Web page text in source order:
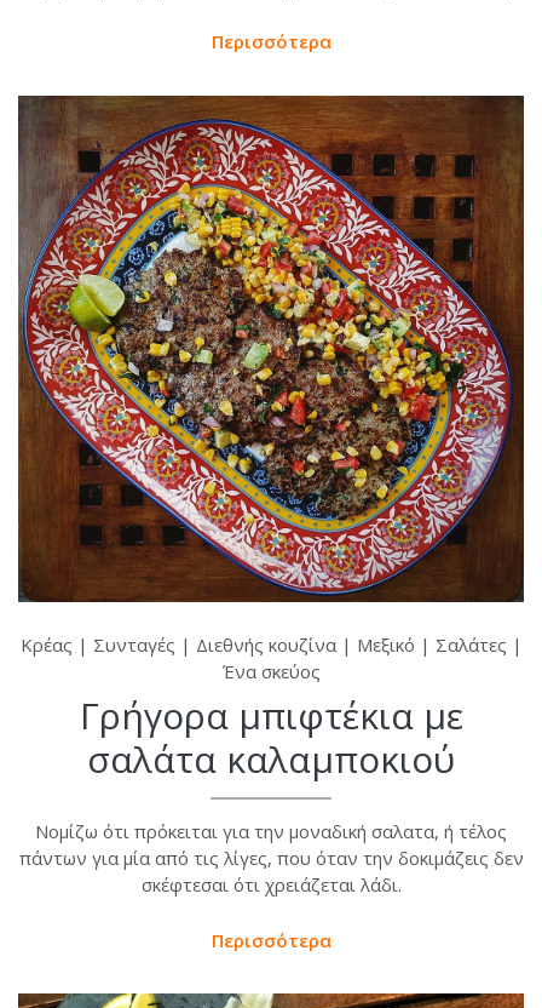
Περισσότερα
Κρέας | Συνταγές | Διεθνής κουζίνα| Μεξικό | Σαλάτες |
Ένα σκεύος
Γρήγορα μπιφτέκια με
σαλάτα καλαμποκιού
Νομίζω ότι πρόκειται για την μοναδική σαλατα, ή τέλος
πάντων για μία από τις λίγες, που όταν την δοκιμάζεις δεν
σκέφτεσαι ότι χρειάζεται λάδι.
Περισσότερα